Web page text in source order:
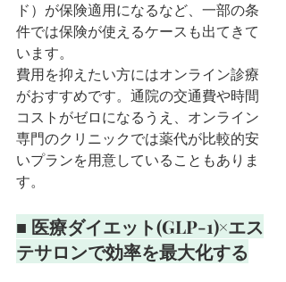
ド）が保険適用になるなど、一部の条
件では保険が使えるケースも出てきて
います。
費用を抑えたい方にはオンライン診療
がおすすめです。通院の交通費や時間
コストがゼロになるうえ、オンライン
専門のクリニックでは薬代が比較的安
いプランを用意していることもありま
す。
■ 医療ダイエット(GLP-1)×エス
テサロンで効率を最大化する